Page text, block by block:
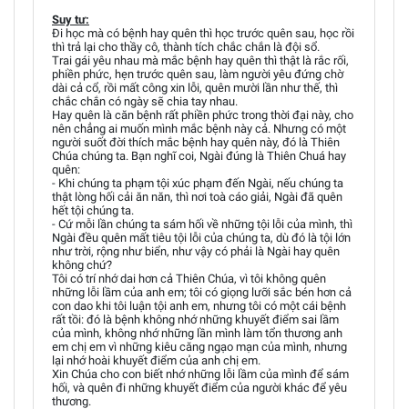
Suy tư:
Đi học mà có bệnh hay quên thì học trước quên sau, học rồi
thì trả lại cho thầy cô, thành tích chắc chắn là đội sổ.
Trai gái yêu nhau mà mắc bệnh hay quên thì thật là rắc rối,
phiền phức, hẹn trước quên sau, làm người yêu đứng chờ
dài cả cổ, rồi mất công xin lỗi, quên mười lần như thế, thì
chắc chắn có ngày sẽ chia tay nhau.
Hay quên là căn bệnh rất phiền phức trong thời đại này, cho
nên chẳng ai muốn mình mắc bệnh này cả. Nhưng có một
người suốt đời thích mắc bệnh hay quên này, đó là Thiên
Chúa chúng ta. Bạn nghĩ coi, Ngài đúng là Thiên Chuá hay
quên:
- Khi chúng ta phạm tội xúc phạm đến Ngài, nếu chúng ta
thật lòng hối cải ăn năn, thì nơi toà cáo giải, Ngài đã quên
hết tội chúng ta.
- Cứ mỗi lần chúng ta sám hối về những tội lỗi của mình, thì
Ngài đều quên mất tiêu tội lỗi của chúng ta, dù đó là tội lớn
như trời, rộng như biển, như vậy có phải là Ngài hay quên
không chứ?
Tôi có trí nhớ dai hơn cả Thiên Chúa, vì tôi không quên
những lỗi lầm của anh em; tôi có giọng lưỡi sắc bén hơn cả
con dao khi tôi luận tội anh em, nhưng tôi có một cái bệnh
rất tồi: đó là bệnh không nhớ những khuyết điểm sai lầm
của mình, không nhớ những lần mình làm tổn thương anh
em chị em vì những kiêu căng ngạo mạn của mình, nhưng
lại nhớ hoài khuyết điểm của anh chị em.
Xin Chúa cho con biết nhớ những lỗi lầm của mình để sám
hối, và quên đi những khuyết điểm của người khác để yêu
thương.